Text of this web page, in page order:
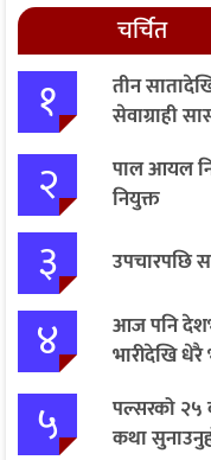
चर्चित
१
तीन
सेवाग्राही
२
पाल आयल
नियुक्त
३ उपचारपछि
४
आज पनि
भारीदेखि धेरै
५
पल्सरको २५
कथा